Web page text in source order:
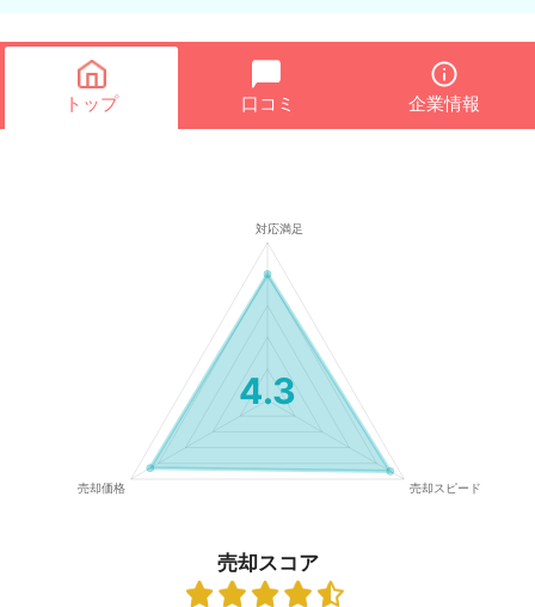
トップ 口コミ 企業情報
4.3
売却スコア